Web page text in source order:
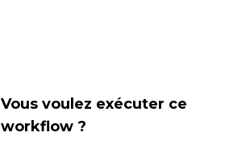
Vous voulez exécuter ce
workflow ?